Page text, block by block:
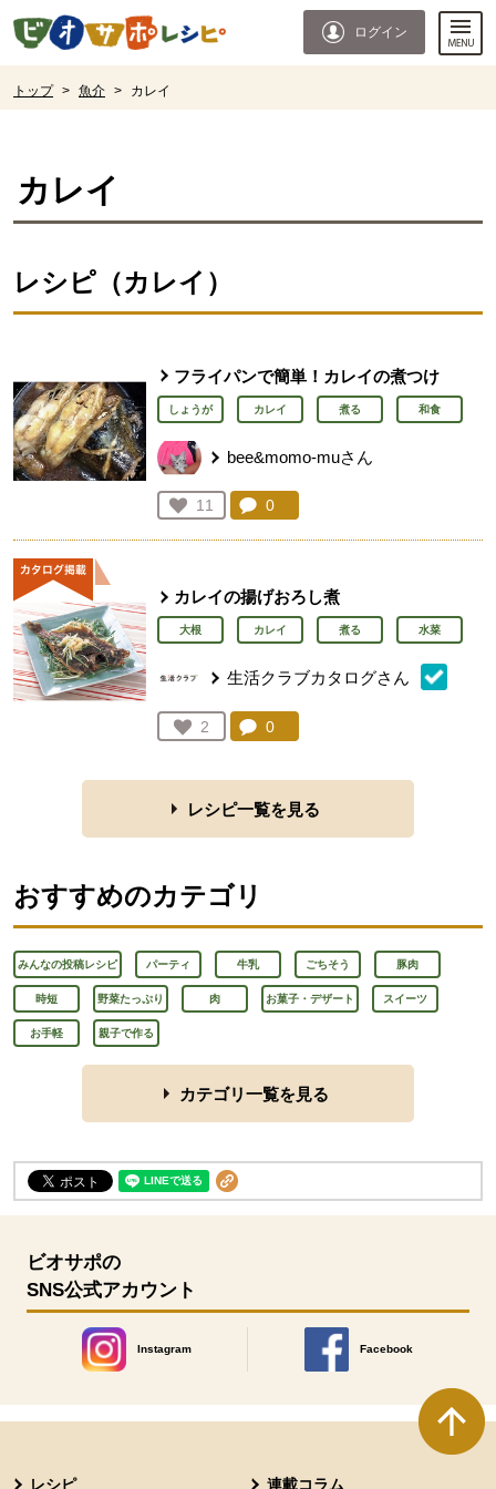
ページの先頭です。
ログイン
トップ > 魚介 > カレイ
カレイ
レシピ（カレイ）
フライパンで簡単！カレイの煮つけ
しょうが カレイ 煮る 和食
bee&momo-muさん
お気に入り登録：
11
人が登録
コメント：
0
カレイの揚げおろし煮
大根 カレイ 煮る 水菜
生活クラブカタログさん
お気に入り登録：
2
人が登録
コメント：
0
レシピ一覧を見る
おすすめのカテゴリ
みんなの投稿レシピ パーティ 牛乳 ごちそう 豚肉
時短 野菜たっぷり 肉 お菓子・デザート スイーツ
お手軽 親子で作る
カテゴリ一覧を見る
ビオサポの
SNS公式アカウント
Instagram
別のウィンドウで開きます。
Facebook
別のウィンドウで開きます
レシピ 連載コラム